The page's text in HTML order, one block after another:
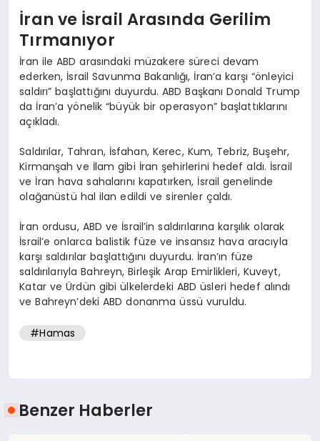
İran ve İsrail Arasında Gerilim
Tırmanıyor
İran ile ABD arasındaki müzakere süreci devam
ederken, İsrail Savunma Bakanlığı, İran’a karşı “önleyici
saldırı” başlattığını duyurdu. ABD Başkanı Donald Trump
da İran’a yönelik “büyük bir operasyon” başlattıklarını
açıkladı.
Saldırılar, Tahran, İsfahan, Kerec, Kum, Tebriz, Buşehr,
Kirmanşah ve İlam gibi İran şehirlerini hedef aldı. İsrail
ve İran hava sahalarını kapatırken, İsrail genelinde
olağanüstü hal ilan edildi ve sirenler çaldı.
İran ordusu, ABD ve İsrail’in saldırılarına karşılık olarak
İsrail’e onlarca balistik füze ve insansız hava aracıyla
karşı saldırılar başlattığını duyurdu. İran’ın füze
saldırılarıyla Bahreyn, Birleşik Arap Emirlikleri, Kuveyt,
Katar ve Ürdün gibi ülkelerdeki ABD üsleri hedef alındı
ve Bahreyn’deki ABD donanma üssü vuruldu.
#Hamas
Benzer Haberler